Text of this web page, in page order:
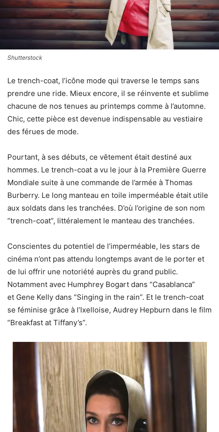
Shutterstock
Le trench-coat, l’icône mode qui traverse le temps sans
prendre une ride. Mieux encore, il se réinvente et sublime
chacune de nos tenues au printemps comme à l’automne.
Chic, cette pièce est devenue indispensable au vestiaire
des férues de mode.
Pourtant, à ses débuts, ce vêtement était destiné aux
hommes. Le trench-coat a vu le jour à la Première Guerre
Mondiale suite à une commande de l’armée à Thomas
Burberry. Le long manteau en toile imperméable était utile
aux soldats dans les tranchées. D’où l’origine de son nom
“trench-coat”, littéralement le manteau des tranchées.
Conscientes du potentiel de l’imperméable, les stars de
cinéma n’ont pas attendu longtemps avant de le porter et
de lui offrir une notoriété auprès du grand public.
Notamment avec Humphrey Bogart dans “Casablanca”
et Gene Kelly dans “Singing in the rain”. Et le trench-coat
se féminise grâce à l’Ixelloise, Audrey Hepburn dans le film
“Breakfast at Tiffany’s”.